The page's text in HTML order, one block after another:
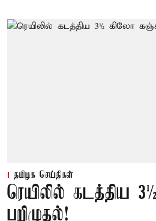
தமிழக செய்திகள்
ரெயிலில் கடத்திய
பறிமுதல்!